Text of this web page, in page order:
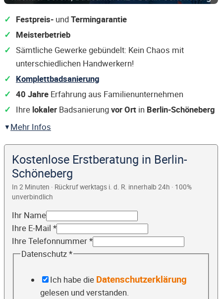
Festpreis- undTermingarantie
Meisterbetrieb
Sämtliche Gewerke gebündelt: Kein Chaos mit
unterschiedlichen Handwerkern!
Komplettbadsanierung
40 Jahre Erfahrung aus Familienunternehmen
Ihre lokaler Badsanierungvor Ort in Berlin-Schöneberg
Mehr Infos
Kostenlose Erstberatung in Berlin-
Schöneberg
In 2 Minuten · Rückruf werktags i. d. R. innerhalb 24h · 100%
unverbindlich
Ihr Name
Ihre E-Mail *
Ihre Telefonnummer*
Datenschutz*
Ich habe die Datenschutzerklärung
gelesen und verstanden.